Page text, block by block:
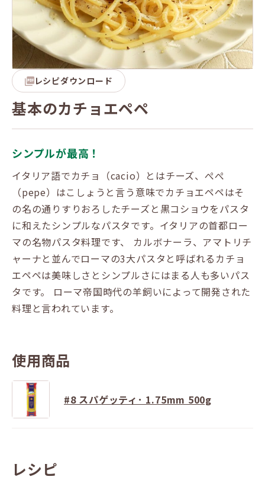
レシピダウンロード
基本のカチョエペペ
シンプルが最高！
イタリア語でカチョ（cacio）とはチーズ、ぺぺ
（pepe）はこしょうと言う意味でカチョエペペはそ
の名の通りすりおろしたチーズと黒コショウをパスタ
に和えたシンプルなパスタです。イタリアの首都ロー
マの名物パスタ料理です、 カルボナーラ、アマトリチ
ャーナと並んでローマの3大パスタと呼ばれるカチョ
エペペは美味しさとシンプルさにはまる人も多いパス
タです。 ローマ帝国時代の羊飼いによって開発された
料理と言われています。
使用商品
#8 スパゲッティ･ 1.75mm 500g
レシピ